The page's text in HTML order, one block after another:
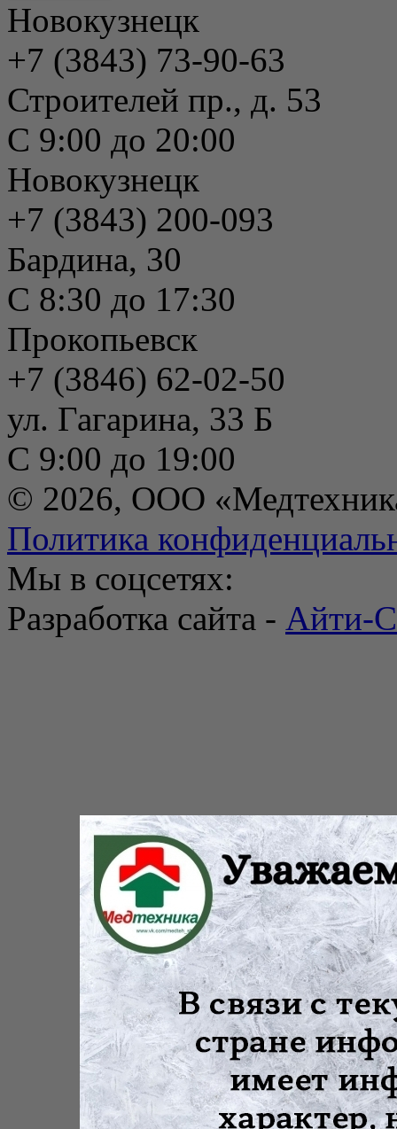
Новокузнецк
+7 (3843) 73-90-63
Строителей пр., д. 53
С 9:00 до 20:00
Новокузнецк
+7 (3843) 200-093
Бардина, 30
С 8:30 до 17:30
Прокопьевск
+7 (3846) 62-02-50
ул. Гагарина, 33 Б
С 9:00 до 19:00
© 2026, ООО
Политика
Мы в соцсетях:
Разработка сайта - Айти-